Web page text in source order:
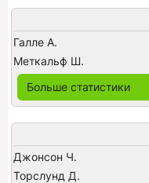
Галле А.
Меткальф Ш.
Больше статистики
Джонсон Ч.
Торслунд Д.